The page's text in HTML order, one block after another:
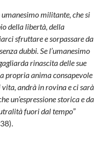
umanesimo militante, che si
della libertà, della
sfruttare e sorpassare da
dubbi. Se l’umanesimo
rinascita delle sue
propria anima consapevole
vita, andrà in rovina e ci sarà
un’espressione storica e da
fuori dal tempo”